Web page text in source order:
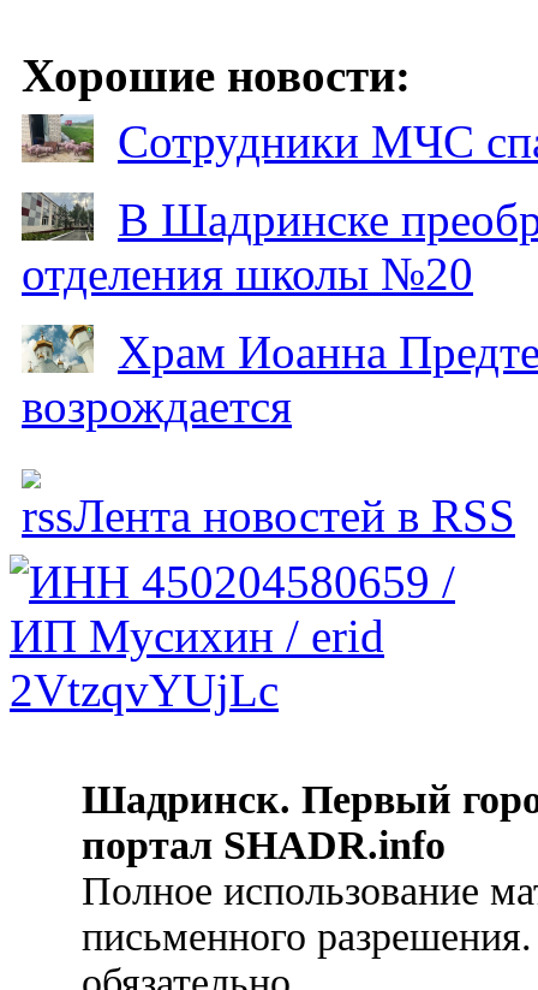
Хорошие новости:
Сотрудники МЧС
В Шадринске
отделения школы №20
Храм Иоанна
возрождается
Лента новостей в RSS
Шадринск. Первый
портал SHADR.info
Полное использование
письменного